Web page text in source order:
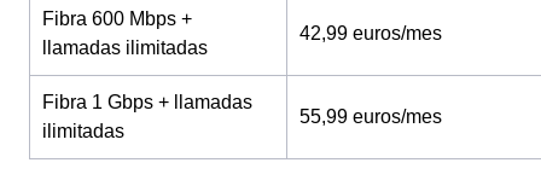
Fibra 600 Mbps +
llamadas ilimitadas
42,99 euros/mes
Fibra 1 Gbps + llamadas
ilimitadas
55,99 euros/mes